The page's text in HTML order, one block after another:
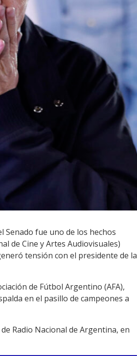
Senado fue uno de los hechos
de Cine y Artes Audiovisuales)
tensión con el presidente de la
de Fútbol Argentino (AFA),
en el pasillo de campeones a
Radio Nacional de Argentina, en